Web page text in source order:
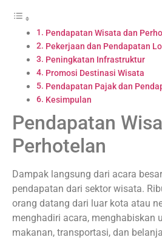
Pendapatan Wisata dan
Pekerjaan dan Pendapatan
Peningkatan Infrastruktur
Promosi Destinasi Wisata
Pendapatan Pajak dan
Kesimpulan
Pendapatan
Perhotelan
Dampak langsung dari acara
pendapatan dari sektor wisata.
orang datang dari luar kota atau
menghadiri acara, menghabiskan
makanan, transportasi, dan